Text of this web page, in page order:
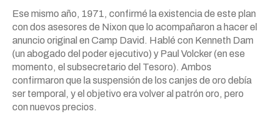
Ese mismo año, 1971, confirmé la existencia de este plan
con dos asesores de Nixon que lo acompañaron a hacer el
anuncio original en Camp David. Hablé con Kenneth Dam
(un abogado del poder ejecutivo) y Paul Volcker (en ese
momento, el subsecretario del Tesoro). Ambos
confirmaron que la suspensión de los canjes de oro debía
ser temporal, y el objetivo era volver al patrón oro, pero
con nuevos precios.